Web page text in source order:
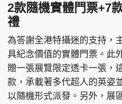
2款隨機實體門票+7
禮
為答謝全港特攝迷的支持，
具紀念價值的實體門票。此
贈一張展覽限定透卡一張，
款，承載著多代超人的英姿
以隨機形式派發。另外，展